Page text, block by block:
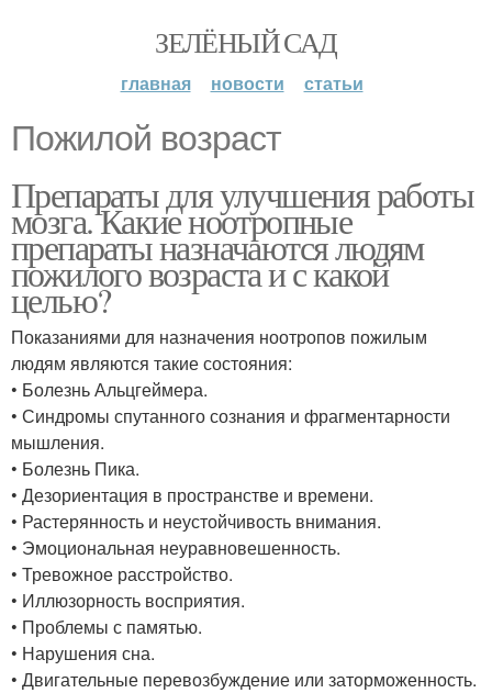
ЗЕЛЁНЫЙ САД
главная новости статьи
Пожилой возраст
Препараты для улучшения работы
мозга. Какие ноотропные
препараты назначаются людям
пожилого возраста и с какой
целью?
Показаниями для назначения ноотропов пожилым
людям являются такие состояния:
• Болезнь Альцгеймера.
• Синдромы спутанного сознания и фрагментарности
мышления.
• Болезнь Пика.
• Дезориентация в пространстве и времени.
• Растерянность и неустойчивость внимания.
• Эмоциональная неуравновешенность.
• Тревожное расстройство.
• Иллюзорность восприятия.
• Проблемы с памятью.
• Нарушения сна.
• Двигательные перевозбуждение или заторможенность.